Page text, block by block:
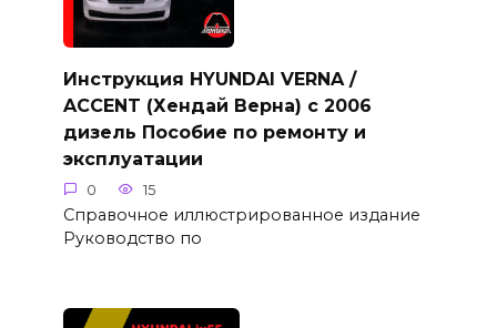
Инструкция HYUNDAI VERNA /
ACCENT (Хендай Верна) с 2006
дизель Пособие по ремонту и
эксплуатации
0 15
Справочное иллюстрированное издание
Руководство по